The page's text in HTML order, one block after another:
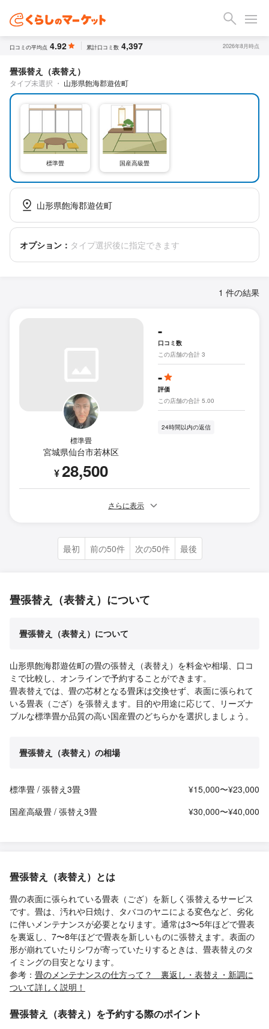
口コミの平均点 4.92 累計口コミ数 4,397 2026年8月時点
畳張替え（表替え）
タイプ未選択 ・ 山形県飽海郡遊佐町
標準畳 国産高級畳
山形県飽海郡遊佐町
オプション： タイプ選択後に指定できます
1 件の結果
標準畳
宮城県仙台市若林区
¥28,500
-
口コミ数
この店舗の合計 3
-
評価
この店舗の合計 5.00
24時間以内の返信
さらに表示
最初 前の50件 次の50件 最後
畳張替え（表替え）について
畳張替え（表替え）について
山形県飽海郡遊佐町の畳の張替え（表替え）を料金や相場、口コ
ミで比較し、オンラインで予約することができます。
畳表替えでは、畳の芯材となる畳床は交換せず、表面に張られて
いる畳表（ござ）を張替えます。目的や用途に応じて、リーズナ
ブルな標準畳か品質の高い国産畳のどちらかを選択しましょう。
畳張替え（表替え）の相場
標準畳 / 張替え3畳
¥15,000〜¥23,000
国産高級畳 / 張替え3畳
¥30,000〜¥40,000
畳張替え（表替え）とは
畳の表面に張られている畳表（ござ）を新しく張替えるサービス
です。畳は、汚れや日焼け、タバコのヤニによる変色など、劣化
に伴いメンテナンスが必要となります。通常は3〜5年ほどで畳表
を裏返し、7〜8年ほどで畳表を新しいものに張替えます。表面の
形が崩れていたりシワが寄っていたりするときは、畳表替えのタ
イミングの目安となります。
参考： 畳のメンテナンスの仕方って？ 裏返し・表替え・新調に
ついて詳しく説明！
畳張替え（表替え）を予約する際のポイント